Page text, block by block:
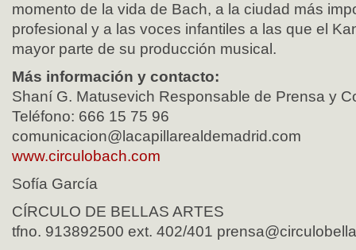
momento de la vida de Bach, a la ciudad más
profesional y a las voces infantiles a las que el
mayor parte de su producción musical.
Más información y contacto:
Shaní G. Matusevich Responsable de Prensa y
Teléfono: 666 15 75 96
comunicacion@lacapillarealdemadrid.com
www.circulobach.com
Sofía García
CÍRCULO DE BELLAS ARTES
tfno. 913892500 ext. 402/401